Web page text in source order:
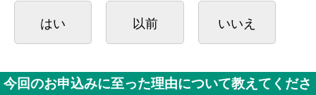
はい 以前 いいえ
今回のお申込みに至った理由について教えてくださ